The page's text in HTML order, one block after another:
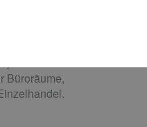
Büroräume,